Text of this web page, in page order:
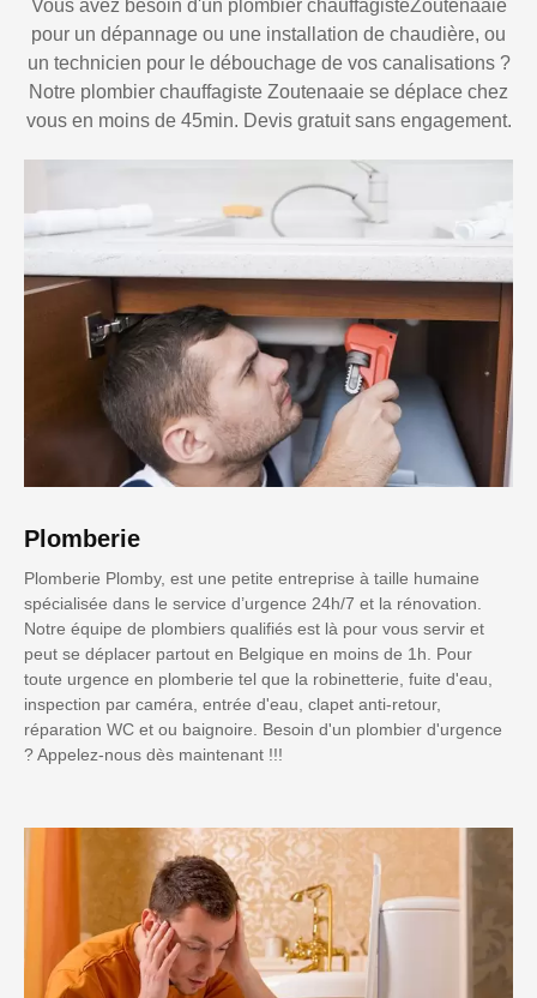
Vous avez besoin d'un plombier chauffagisteZoutenaaie
pour un dépannage ou une installation de chaudière, ou
un technicien pour le débouchage de vos canalisations ?
Notre plombier chauffagiste Zoutenaaie se déplace chez
vous en moins de 45min. Devis gratuit sans engagement.
Plomberie
Plomberie Plomby, est une petite entreprise à taille humaine
spécialisée dans le service d’urgence 24h/7 et la rénovation.
Notre équipe de plombiers qualifiés est là pour vous servir et
peut se déplacer partout en Belgique en moins de 1h. Pour
toute urgence en plomberie tel que la robinetterie, fuite d'eau,
inspection par caméra, entrée d'eau, clapet anti-retour,
réparation WC et ou baignoire. Besoin d'un plombier d'urgence
? Appelez-nous dès maintenant !!!